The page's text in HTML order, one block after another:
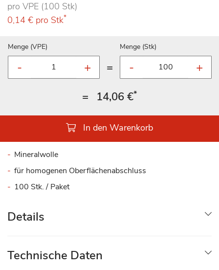
pro VPE (100 Stk)
0,14 € pro Stk*
Menge (VPE)
=
Menge (Stk)
= 14,06 €*
In den Warenkorb
Mineralwolle
für homogenen Oberflächenabschluss
100 Stk. / Paket
Details
Technische Daten